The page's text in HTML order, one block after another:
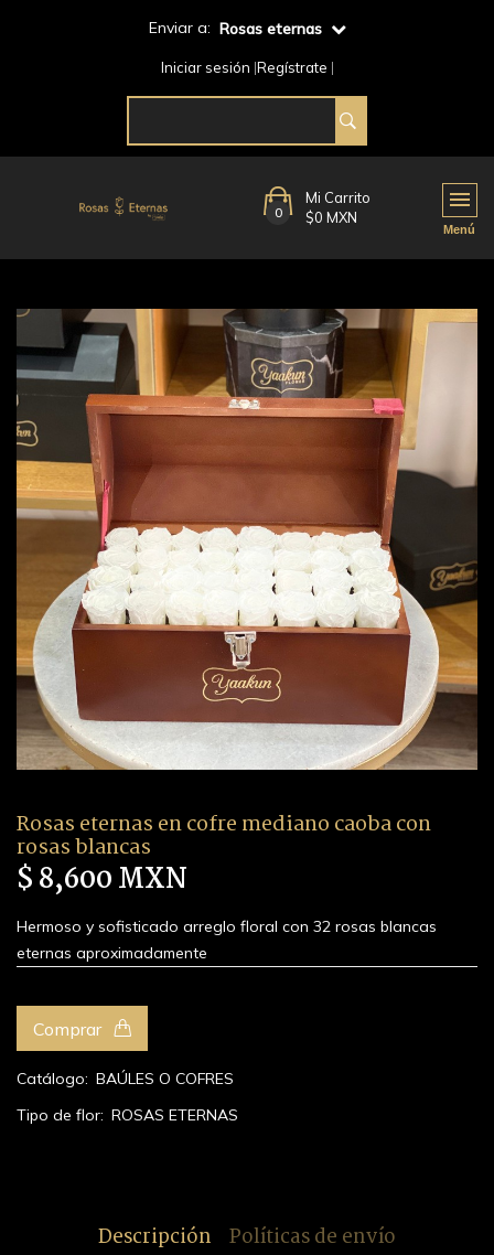
Enviar a: Rosas eternas
Iniciar sesión Regístrate
0
Mi Carrito
$0 MXN
Rosas eternas en cofre mediano caoba con
rosas blancas
$ 8,600 MXN
Hermoso y sofisticado arreglo floral con 32 rosas blancas
eternas aproximadamente
Comprar
Catálogo: BAÚLES O COFRES
Tipo de flor: ROSAS ETERNAS
Descripción Políticas de envío